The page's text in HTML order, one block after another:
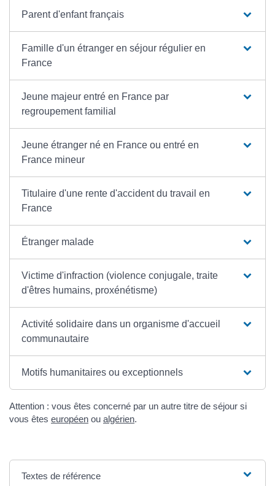
Parent d'enfant français
Famille d'un étranger en séjour régulier en
France
Jeune majeur entré en France par
regroupement familial
Jeune étranger né en France ou entré en
France mineur
Titulaire d'une rente d'accident du travail en
France
Étranger malade
Victime d'infraction (violence conjugale, traite
d'êtres humains, proxénétisme)
Activité solidaire dans un organisme d'accueil
communautaire
Motifs humanitaires ou exceptionnels
Attention : vous êtes concerné par un autre titre de séjour si
vous êtes européen ou algérien.
Textes de référence